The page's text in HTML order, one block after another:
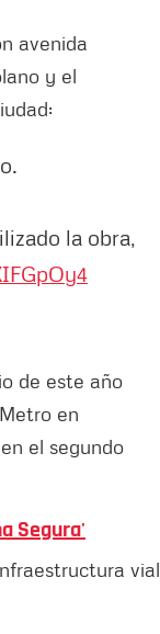
avenida
y el
la obra,
de este año
en
el segundo
Segura'
vial